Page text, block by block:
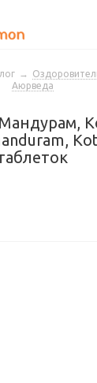
→
Аюрведа